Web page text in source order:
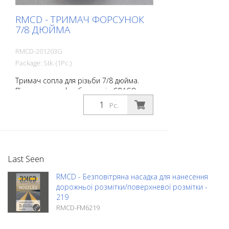
RMCD - ТРИМАЧ ФОРСУНОК
7/8 ДЮЙМА
RMCD-201203G
Package: Stk. (1Pc.)
Тримач сопла для різьби 7/8 дюйма.
Підходить для фарбопультів GRACO для
нанесення дорожньої розмітки.
Сумісний з насадками: FM6, FMC6, TITAN
Pc.
Last Seen
RMCD - Безповітряна насадка для нанесення
дорожньої розмітки/поверхневої розмітки -
219
RMCD-FM6219